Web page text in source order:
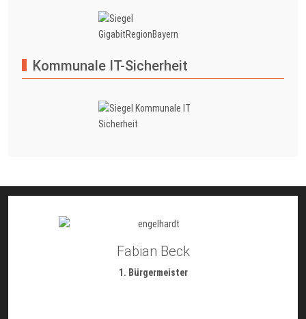
Kommunale IT-Sicherheit
Fabian Beck
1. Bürgermeister